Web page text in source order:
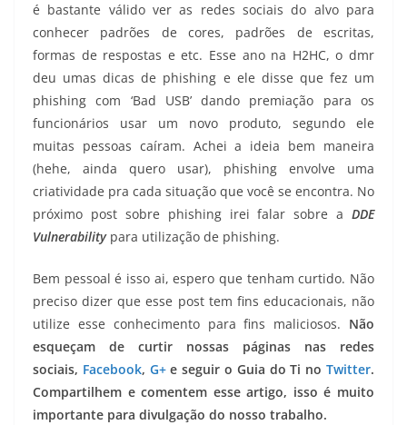
é bastante válido ver as redes sociais do alvo para
conhecer padrões de cores, padrões de escritas,
formas de respostas e etc. Esse ano na H2HC, o dmr
deu umas dicas de phishing e ele disse que fez um
phishing com ‘Bad USB’ dando premiação para os
funcionários usar um novo produto, segundo ele
muitas pessoas caíram. Achei a ideia bem maneira
(hehe, ainda quero usar), phishing envolve uma
criatividade pra cada situação que você se encontra. No
próximo post sobre phishing irei falar sobre a DDE
Vulnerabilitypara utilização de phishing.
Bem pessoal é isso ai, espero que tenham curtido. Não
preciso dizer que esse post tem fins educacionais, não
utilize esse conhecimento para fins maliciosos. Não
esqueçam de curtir nossas páginas nas redes
sociais, Facebook, G+e seguir o Guia do Ti noTwitter.
Compartilhem e comentem esse artigo, isso é muito
importante para divulgação do nosso trabalho.